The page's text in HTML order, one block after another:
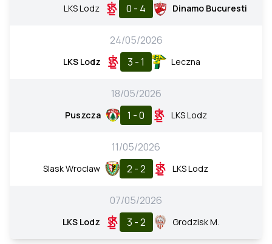
LKS Lodz 0 - 4 Dinamo Bucuresti
24/05/2026
LKS Lodz 3 - 1 Leczna
18/05/2026
Puszcza 1 - 0 LKS Lodz
11/05/2026
Slask Wroclaw 2 - 2 LKS Lodz
07/05/2026
LKS Lodz 3 - 2 Grodzisk M.